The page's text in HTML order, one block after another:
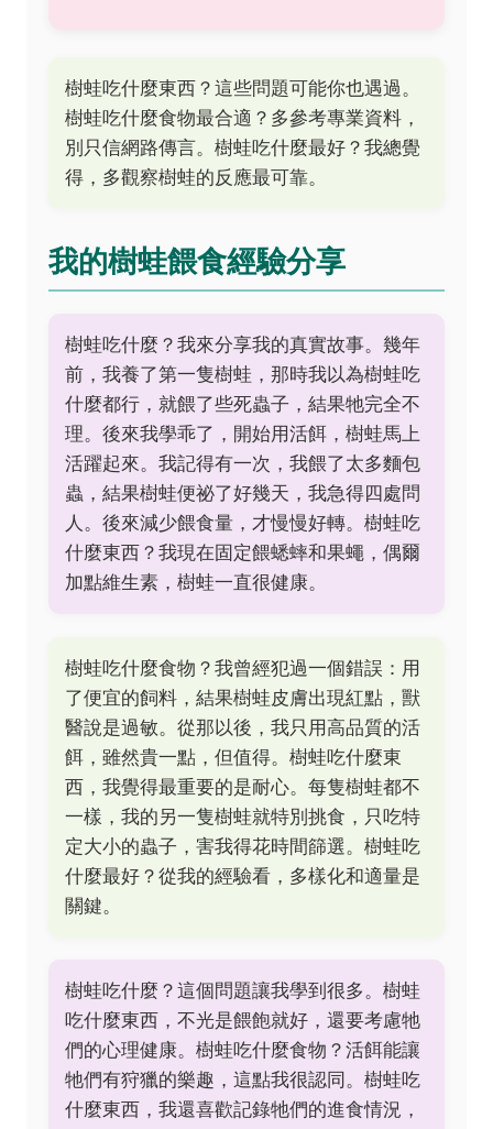
樹蛙吃什麼東西？這些問題可能你也遇過。
樹蛙吃什麼食物最合適？多參考專業資料，
別只信網路傳言。樹蛙吃什麼最好？我總覺
得，多觀察樹蛙的反應最可靠。
我的樹蛙餵食經驗分享
樹蛙吃什麼？我來分享我的真實故事。幾年
前，我養了第一隻樹蛙，那時我以為樹蛙吃
什麼都行，就餵了些死蟲子，結果牠完全不
理。後來我學乖了，開始用活餌，樹蛙馬上
活躍起來。我記得有一次，我餵了太多麵包
蟲，結果樹蛙便祕了好幾天，我急得四處問
人。後來減少餵食量，才慢慢好轉。樹蛙吃
什麼東西？我現在固定餵蟋蟀和果蠅，偶爾
加點維生素，樹蛙一直很健康。
樹蛙吃什麼食物？我曾經犯過一個錯誤：用
了便宜的飼料，結果樹蛙皮膚出現紅點，獸
醫說是過敏。從那以後，我只用高品質的活
餌，雖然貴一點，但值得。樹蛙吃什麼東
西，我覺得最重要的是耐心。每隻樹蛙都不
一樣，我的另一隻樹蛙就特別挑食，只吃特
定大小的蟲子，害我得花時間篩選。樹蛙吃
什麼最好？從我的經驗看，多樣化和適量是
關鍵。
樹蛙吃什麼？這個問題讓我學到很多。樹蛙
吃什麼東西，不光是餵飽就好，還要考慮牠
們的心理健康。樹蛙吃什麼食物？活餌能讓
牠們有狩獵的樂趣，這點我很認同。樹蛙吃
什麼東西，我還喜歡記錄牠們的進食情況，